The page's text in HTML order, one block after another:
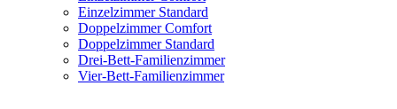
Einzelzimmer Standard
Doppelzimmer Comfort
Doppelzimmer Standard
Drei-Bett-Familienzimmer
Vier-Bett-Familienzimmer